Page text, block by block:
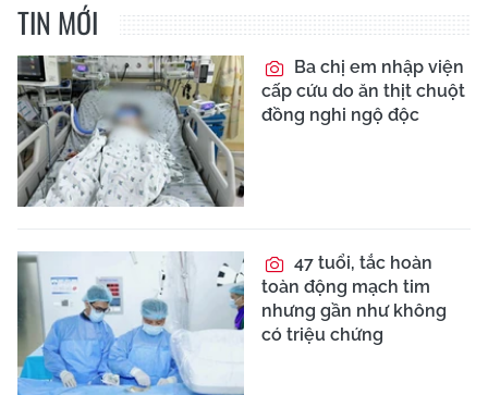
TIN MỚI
Ba chị em nhập viện
cấp cứu do ăn thịt chuột
đồng nghi ngộ độc
47 tuổi, tắc hoàn
toàn động mạch tim
nhưng gần như không
có triệu chứng